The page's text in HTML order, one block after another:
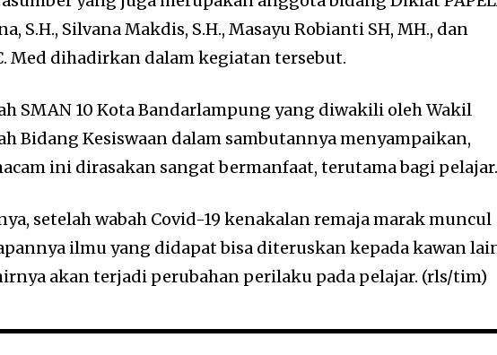
S.H., Silvana Makdis, S.H., Masayu Robianti SH, MH., dan
Med dihadirkan dalam kegiatan tersebut.
SMAN 10 Kota Bandarlampung yang diwakili oleh Wakil
Bidang Kesiswaan dalam sambutannya menyampaikan,
ini dirasakan sangat bermanfaat, terutama bagi pelajar.
setelah wabah Covid-19 kenakalan remaja marak muncul
ilmu yang didapat bisa diteruskan kepada kawan
akan terjadi perubahan perilaku pada pelajar. (rls/tim)